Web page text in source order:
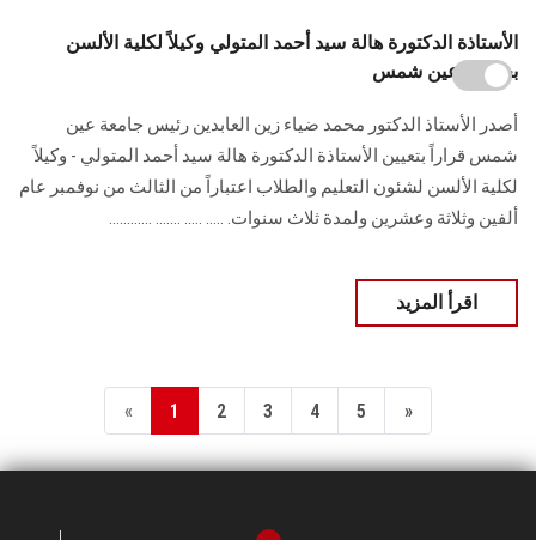
الأستاذة الدكتورة هالة سيد أحمد المتولي وكيلاً لكلية الألسن
بجامعة عين شمس
أصدر الأستاذ الدكتور محمد ضياء زين العابدين رئيس جامعة عين
شمس قراراً بتعيين الأستاذة ‏الدكتورة هالة سيد أحمد المتولي - وكيلاً
لكلية الألسن لشئون التعليم والطلاب اعتباراً من ‏‏الثالث من نوفمبر عام
ألفين وثلاثة وعشرين ولمدة ثلاث سنوات.‏ ..... ..... ....... ............
اقرأ المزيد
« 1 2 3 4 5 »